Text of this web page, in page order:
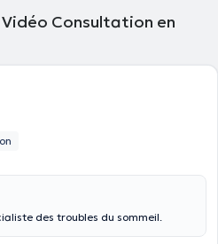
Consultation en
des troubles du sommeil.